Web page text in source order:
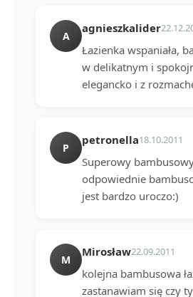
A
agnieszkalider
Łazienka wspaniała,
w delikatnym i
elegancko i z
P
petronella18.10.2011
Superowy
odpowiednie
jest bardzo uroczo:)
M
Mirosław22.09.2011
kolejna bambusowa
zastanawiam się czy